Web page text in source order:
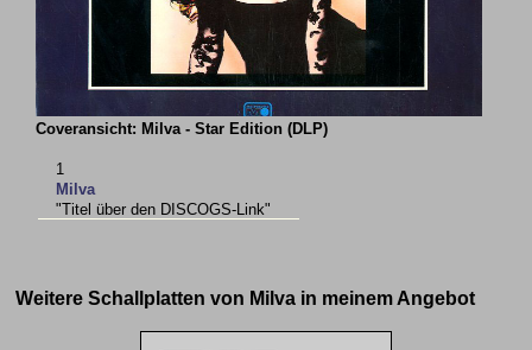
Coveransicht: Milva - Star Edition (DLP)
1
Milva
"Titel über den DISCOGS-Link"
Weitere Schallplatten von Milva in meinem Angebot